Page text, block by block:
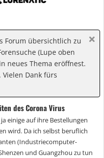
Forum übersichtlich zu
(Lupe oben
neues Thema eröffnest.
Dank fürs
des Corona Virus
einige auf ihre Bestellungen
wird. Da ich selbst beruflich
(Industriecomputer-
und Guangzhou zu tun